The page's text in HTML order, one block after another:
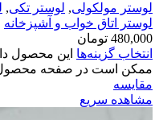
لوستر مولکولی, لوستر تکی,
لوستر اتاق خواب و آشپزخانه
480,000 تومان
انتخاب گزینه‌ها این محصول
ممکن است در صفحه محصول
مقایسه
مشاهده سریع